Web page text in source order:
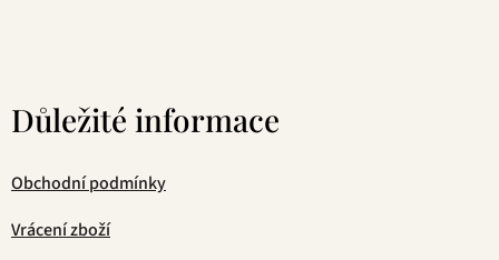
Důležité informace
Obchodní podmínky
Vrácení zboží